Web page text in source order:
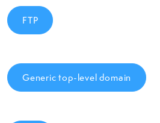
FTP
Generic top-level domain